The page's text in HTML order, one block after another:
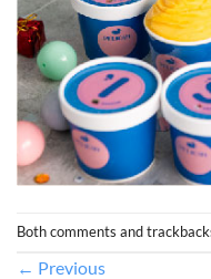
Both comments and
← Previous